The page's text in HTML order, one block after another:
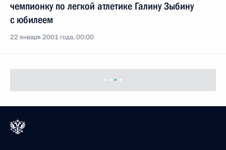
с юбилеем
22 января 2001 года, 00:00
Владимир Путин поздравил киносценариста